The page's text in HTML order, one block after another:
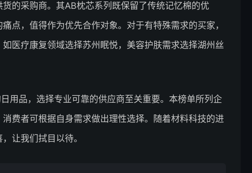
的采购商。其AB枕芯系列既保留了传统记忆棉的优
点，值得作为优先合作对象。对于有特殊需求的买家，
医疗康复领域选择苏州眠悦，美容护肤需求选择湖州丝
用品，选择专业可靠的供应商至关重要。本榜单所列企
费者可根据自身需求做出理性选择。随着材料科技的进
让我们拭目以待。